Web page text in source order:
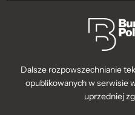
Dalsze rozpowszechnianie
opublikowanych w serwisie
uprzedniej